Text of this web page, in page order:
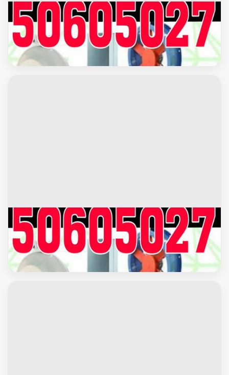
محافظة الاحمدى
تركيب شفاطات - شفاط - شفاط مطبخ - شفاط حمام - شفاطات
مداخن - تركيب شفاط - فنى شفاطات - 50605027 بالكويت
محافظة العاصمة
تركيب شفاطات - شفاط - شفاط مطبخ - شفاط حمام - شفاطات
مداخن - تركيب شفاط - فنى شفاطات - 50605027 بالكويت